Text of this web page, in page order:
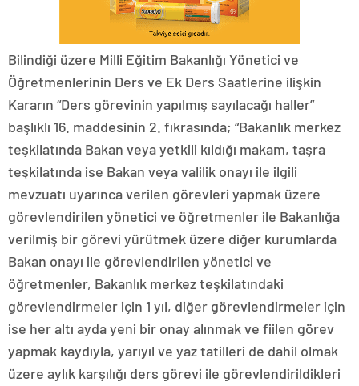
Bilindiği üzere Milli Eğitim Bakanlığı Yönetici ve
Öğretmenlerinin Ders ve Ek Ders Saatlerine ilişkin
Kararın “Ders görevinin yapılmış sayılacağı haller”
başlıklı 16. maddesinin 2. fıkrasında; “Bakanlık merkez
teşkilatında Bakan veya yetkili kıldığı makam, taşra
teşkilatında ise Bakan veya valilik onayı ile ilgili
mevzuatı uyarınca verilen görevleri yapmak üzere
görevlendirilen yönetici ve öğretmenler ile Bakanlığa
verilmiş bir görevi yürütmek üzere diğer kurumlarda
Bakan onayı ile görevlendirilen yönetici ve
öğretmenler, Bakanlık merkez teşkilatındaki
görevlendirmeler için 1 yıl, diğer görevlendirmeler için
ise her altı ayda yeni bir onay alınmak ve fiilen görev
yapmak kaydıyla, yarıyıl ve yaz tatilleri de dahil olmak
üzere aylık karşılığı ders görevi ile görevlendirildikleri